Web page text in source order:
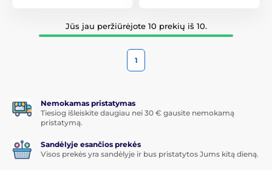
Jūs jau peržiūrėjote 10 prekių iš 10.
1
Nemokamas pristatymas
Tiesiog išleiskite daugiau nei 30 € gausite nemokamą
pristatymą.
Sandėlyje esančios prekės
Visos prekės yra sandėlyje ir bus pristatytos Jums kitą dieną.